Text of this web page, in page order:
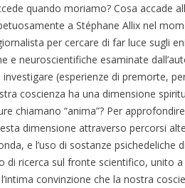
quando moriamo? Cosa accade
a Stéphane Allix nel
per cercare di far luce sugli
e neuroscientifiche esaminate
(esperienze di premorte,
coscienza ha una dimensione
chiamano “anima”? Per
dimensione attraverso percorsi
e l’uso di sostanze psichedeliche
di ricerca sul fronte scientifico, unito
convinzione che la nostra